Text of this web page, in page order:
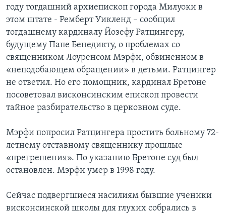
году тогдашний архиепископ города Милуоки в
этом штате - Ремберт Уикленд – сообщил
тогдашнему кардиналу Йозефу Ратцингеру,
будущему Папе Бенедикту, о проблемах со
священником Лоуренсом Мэрфи, обвиненном в
«неподобающем обращении» в детьми. Ратцингер
не ответил. Но его помощник, кардинал Бретоне
посоветовал висконсинским епископ провести
тайное разбирательство в церковном суде.
Мэрфи попросил Ратцингера простить больному 72-
летнему отставному священнику прошлые
«прегрешения». По указанию Бретоне суд был
остановлен. Мэрфи умер в 1998 году.
Сейчас подвергшиеся насилиям бывшие ученики
висконсинской школы для глухих собрались в